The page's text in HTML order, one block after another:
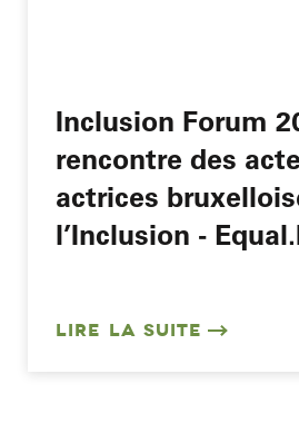
Inclusion Forum
rencontre des
actrices
l’Inclusion -
LIRE LA SUITE